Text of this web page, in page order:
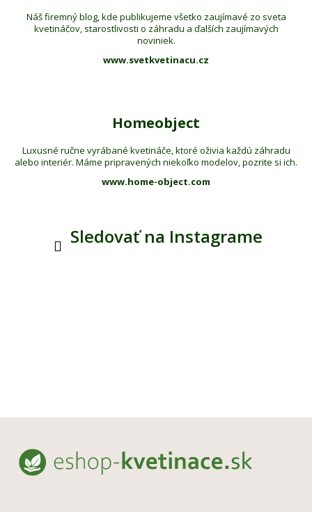
Náš firemný blog, kde publikujeme všetko zaujímavé zo sveta
kvetináčov, starostlivosti o záhradu a ďalších zaujímavých
noviniek.
www.svetkvetinacu.cz
Homeobject
Luxusné ručne vyrábané kvetináče, ktoré oživia každú záhradu
alebo interiér. Máme pripravených niekoľko modelov, pozrite si ich.
www.home-object.com
Sledovať na Instagrame